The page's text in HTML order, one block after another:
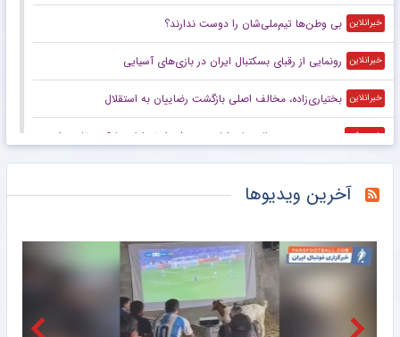
خبرانلاین بی وطن‌ها تیم‌ملی‌شان را دوست ندارند؟
خبرانلاین رونمایی از رقبای بسکتبال ایران در بازی‌های آسیایی
خبرانلاین بختیاری‌زاده، مخالف اصلی بازگشت رضاییان به استقلال
خبرورزشی دوستی عجیب هالند با میلیاردر معروف؛ از تعطیلات لوکس تا دیدار با مایکل جردن +تصاویر
خبرگزاری میزان اعلام گروه‌بندی رقابت‌های بسکتبال ۵ نفره در بازی‌های آسیایی ناگویا
افشاگری‌های مالدینی از پشت پرده انتخاب سرمربی ایتالیا؛ از رد پیشنهاد گواردیولا تا گزینه‌های دروسی و گروسو
خبرانلاین عکس | جلسه ویژه نکونام پس از امضای قرارداد با تراکتور
آخرین ویدیوها